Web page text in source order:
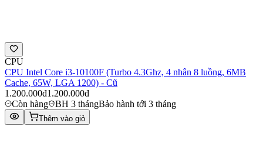
CPU
CPU Intel Core i3-10100F (Turbo 4.3Ghz, 4 nhân 8 luồng, 6MB
Cache, 65W, LGA 1200) - Cũ
1.200.000đ1.200.000đ
Còn hàng
BH 3 thángBảo hành tới 3 tháng
Thêm vào giỏ